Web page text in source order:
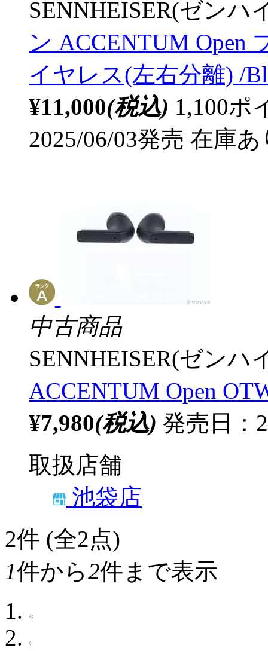
SENNHEISER(ゼンハ
ン ACCENTUM Open
イヤレス(左右分離) /
¥11,000(税込) 1,100ポ
2025/06/03発売 在庫あ
中古商品
SENNHEISER(ゼンハ
ACCENTUM Open
¥7,980(税込) 発売日：
取扱店舗
池袋店
2件 (全2点)
1件から2件まで表示